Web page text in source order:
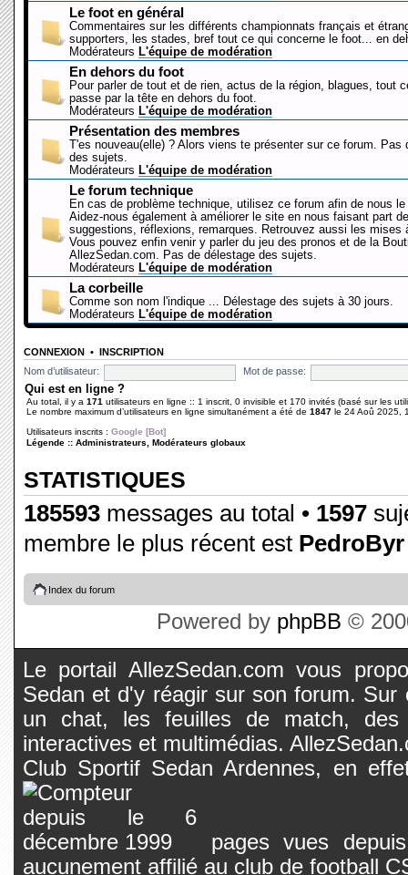
Le foot en général
Commentaires sur les différents championnats français et
supporters, les stades, bref tout ce qui concerne le foot... en
Modérateurs L'équipe de modération
En dehors du foot
Pour parler de tout et de rien, actus de la région, blagues, tout
passe par la tête en dehors du foot.
Modérateurs L'équipe de modération
Présentation des membres
T'es nouveau(elle) ? Alors viens te présenter sur ce forum. Pas
des sujets.
Modérateurs L'équipe de modération
Le forum technique
En cas de problème technique, utilisez ce forum afin de nous le
Aidez-nous également à améliorer le site en nous faisant part
suggestions, réflexions, remarques. Retrouvez aussi les mises
Vous pouvez enfin venir y parler du jeu des pronos et de la
AllezSedan.com. Pas de délestage des sujets.
Modérateurs L'équipe de modération
La corbeille
Comme son nom l'indique ... Délestage des sujets à 30 jours.
Modérateurs L'équipe de modération
CONNEXION • INSCRIPTION
Nom d’utilisateur:
Mot de passe:
Qui est en ligne ?
Au total, il y a 171 utilisateurs en ligne :: 1 inscrit, 0 invisible et 170 invités (basé sur les
Le nombre maximum d’utilisateurs en ligne simultanément a été de 1847 le 24 Aoû 2025,
Utilisateurs inscrits : Google [Bot]
Légende :: Administrateurs Modérateurs globaux
STATISTIQUES
185593 messages au total • 1597
membre le plus récent est PedroByr
Index du forum
Powered by phpBB ©
Le portail AllezSedan.com vous
Sedan et d'y réagir sur son forum.
un chat, les feuilles de match, des
interactives et multimédias.
Club Sportif Sedan Ardennes, en
pages vues
aucunement affilié au club de football